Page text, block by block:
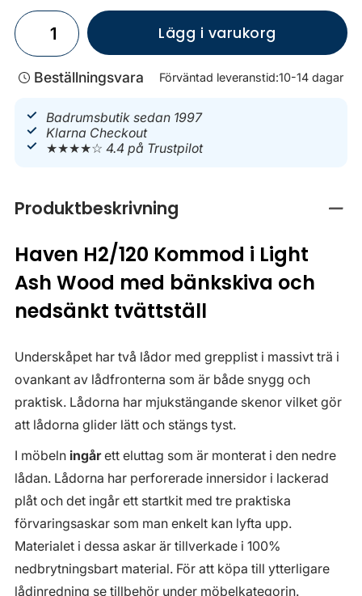
Lägg i varukorg
Beställningsvara Förväntad leveranstid:10-14 dagar
Badrumsbutik sedan 1997
Klarna Checkout
★★★★☆4.4 på Trustpilot
Produktbeskrivning
Haven H2/120 Kommod i Light
Ash Wood med bänkskiva och
nedsänkt tvättställ
Underskåpet har två lådor med grepplist i massivt trä i
ovankant av lådfronterna som är både snygg och
praktisk. Lådorna har mjukstängande skenor vilket gör
att lådorna glider lätt och stängs tyst.
I möbeln ingårett eluttag som är monterat i den nedre
lådan. Lådorna har perforerade innersidor i lackerad
plåt och det ingår ett startkit med tre praktiska
förvaringsaskar som man enkelt kan lyfta upp.
Materialet i dessa askar är tillverkade i 100%
nedbrytningsbart material. För att köpa till ytterligare
lådinredning se tillbehör under möbelkategorin.